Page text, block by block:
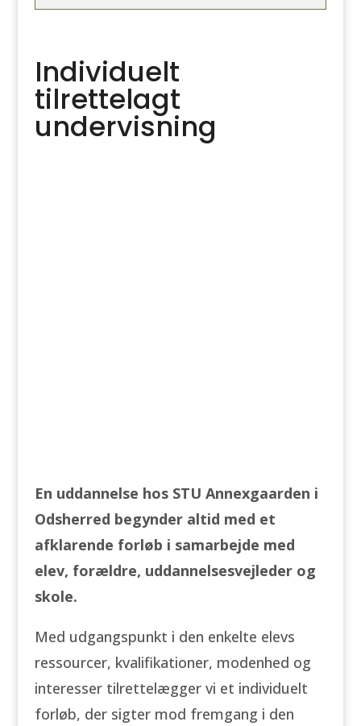
Individuelt
tilrettelagt
undervisning
En uddannelse hos STU Annexgaarden i
Odsherred begynder altid med et
afklarende forløb i samarbejde med
elev, forældre, uddannelsesvejleder og
skole.
Med udgangspunkt i den enkelte elevs
ressourcer, kvalifikationer, modenhed og
interesser tilrettelægger vi et individuelt
forløb, der sigter mod fremgang i den